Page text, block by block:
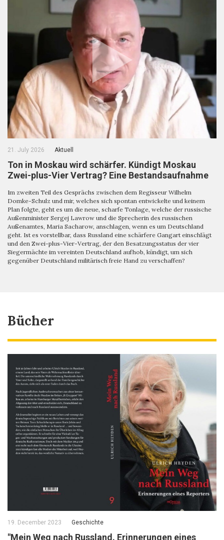
21. July 2026 Aktuell
Ton in Moskau wird schärfer. Kündigt Moskau
Zwei-plus-Vier Vertrag? Eine Bestandsaufnahme
Im zweiten Teil des Gesprächs zwischen dem Regisseur Wilhelm
Domke-Schulz und mir, welches sich spontan entwickelte und keinem
Plan folgte, geht es um die neue, scharfe Tonlage, welche der russische
Außenminister Sergej Lawrow und die Sprecherin des russischen
Außenamtes, Maria Sacharow, anschlagen, wenn es um Deutschland
geht. Ist es vorstellbar, dass Russland eine schärfere Gangart einschlägt
und den Zwei-plus-Vier-Vertrag, der den Besatzungsstatus der vier
Siegermächte im vereinten Deutschland aufhob, kündigt, um sich
gegenüber Deutschland militärisch freie Hand zu verschaffen?
Bücher
19. December 2023 Geschichte
"Mein Weg nach Russland. Erinnerungen eines